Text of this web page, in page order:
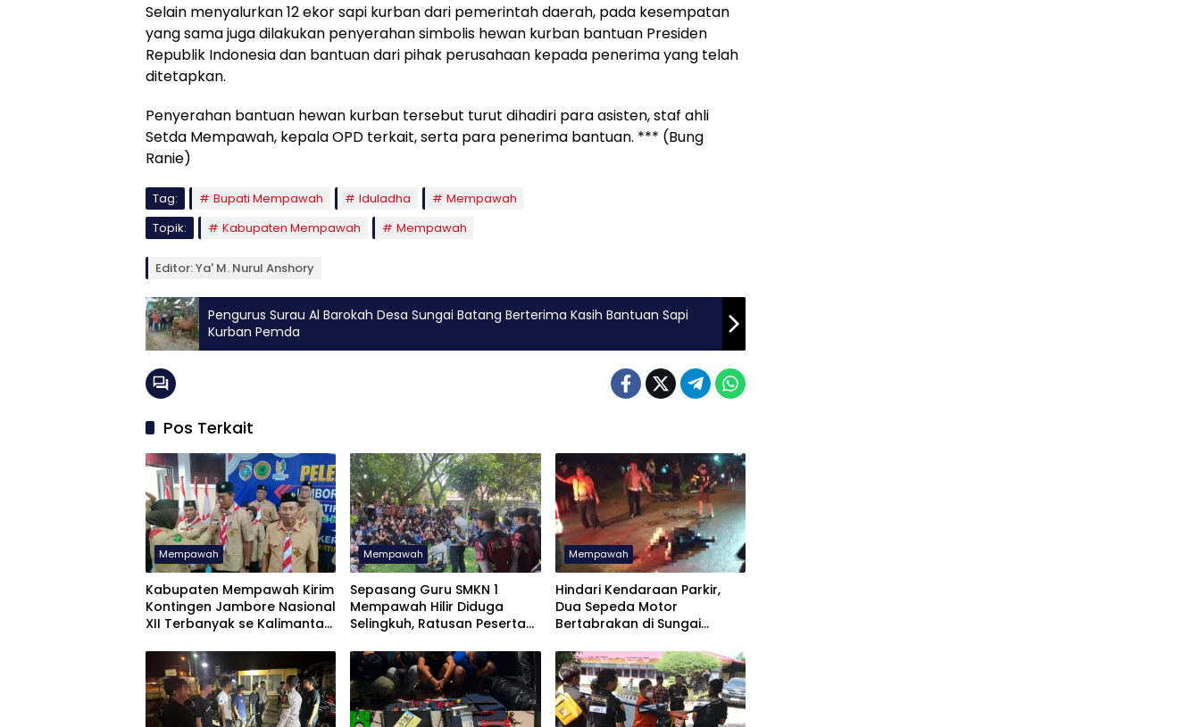
Selain menyalurkan 12 ekor sapi kurban dari pemerintah daerah, pada kesempatan
yang sama juga dilakukan penyerahan simbolis hewan kurban bantuan Presiden
Republik Indonesia dan bantuan dari pihak perusahaan kepada penerima yang telah
ditetapkan.
Penyerahan bantuan hewan kurban tersebut turut dihadiri para asisten, staf ahli
Setda Mempawah, kepala OPD terkait, serta para penerima bantuan. *** (Bung
Ranie)
Tag: Bupati Mempawah Iduladha
Mempawah
Topik:
Kabupaten Mempawah Mempawah
Editor: Ya' M. Nurul Anshory
Pengurus Surau Al Barokah Desa Sungai Batang Berterima Kasih Bantuan Sapi
Kurban Pemda
Pos Terkait
Mempawah
Kabupaten Mempawah Kirim
Kontingen Jambore Nasional
XII Terbanyak se Kalimantan
Mempawah
Sepasang Guru SMKN 1
Mempawah Hilir Diduga
Selingkuh, Ratusan Peserta
Mempawah
Hindari Kendaraan Parkir,
Dua Sepeda Motor
Bertabrakan di Sungai